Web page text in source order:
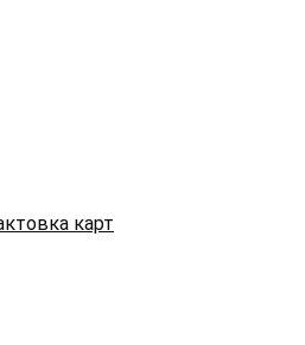
карт